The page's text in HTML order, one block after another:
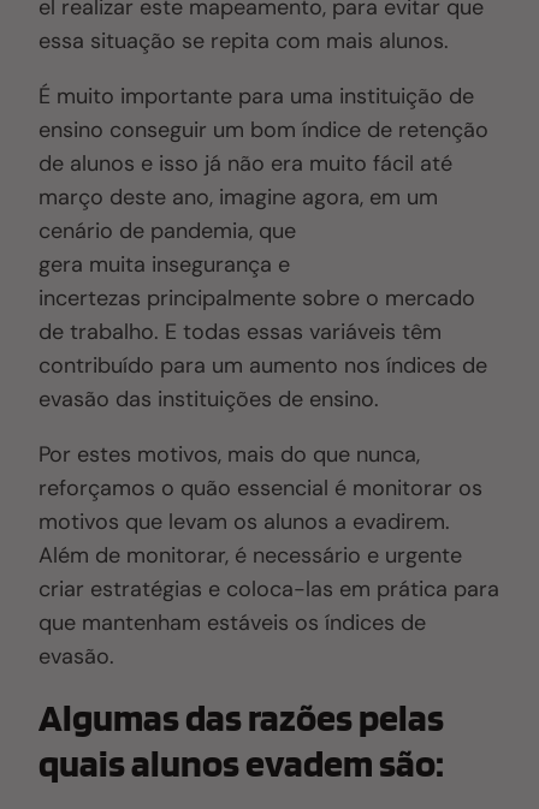
el realizar este mapeamento, para evitar que
essa situação se repita com mais alunos.
É muito importante para uma instituição de
ensino conseguir um bom índice de retenção
de alunos e isso já não era muito fácil até
março deste ano, imagine agora, em um
cenário de pandemia, que
gera muita insegurança e
incertezas principalmente sobre o mercado
de trabalho. E todas essas variáveis têm
contribuído para um aumento nos índices de
evasão das instituições de ensino.
Por estes motivos, mais do que nunca,
reforçamos o quão essencial é monitorar os
motivos que levam os alunos a evadirem.
Além de monitorar, é necessário e urgente
criar estratégias e coloca-las em prática para
que mantenham estáveis os índices de
evasão.
Algumas das razões pelas
quais alunos evadem são: